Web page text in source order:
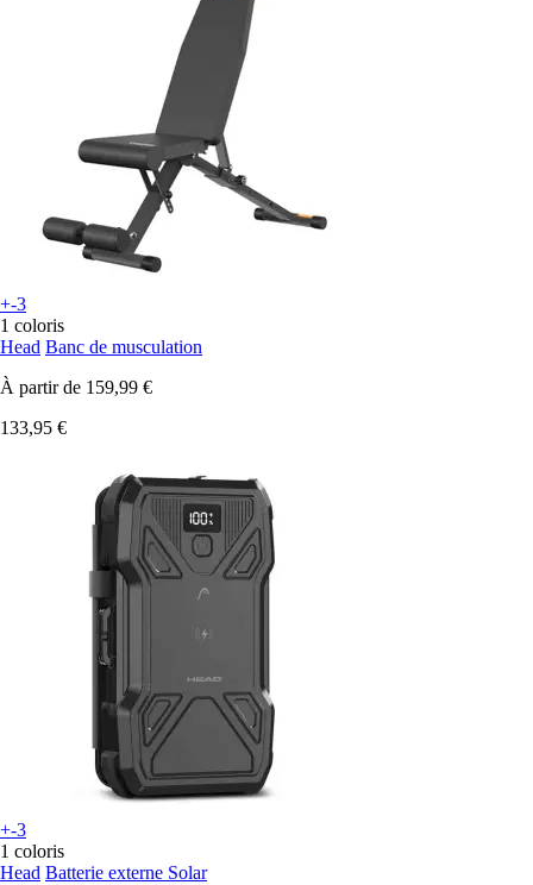
+-3
1 coloris
Head Banc de musculation
À partir de 159,99 €
133,95 €
+-3
1 coloris
Head Batterie externe Solar